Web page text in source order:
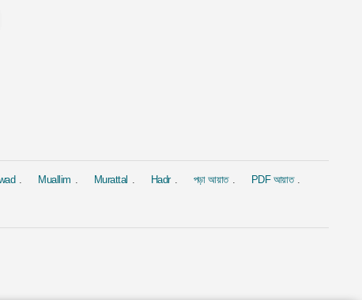
Al Ajmi
Muallim Murattal Hadr পড়া আয়াত PDF আয়াত